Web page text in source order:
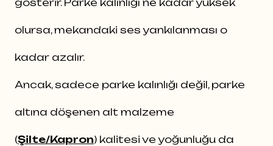
gösterir. Parke kalınlığı ne kadar yüksek
olursa, mekandaki ses yankılanması o
kadar azalır.
Ancak, sadece parke kalınlığı değil, parke
altına döşenen alt malzeme
(Şilte/Kapron) kalitesi ve yoğunluğu da